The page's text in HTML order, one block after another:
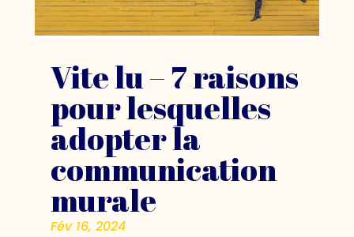
Vite lu – 7 raisons
pour lesquelles
adopter la
communication
murale
Fév 16, 2024